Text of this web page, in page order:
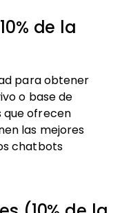
de la
para obtener
o base de
que ofrecen
las mejores
chatbots